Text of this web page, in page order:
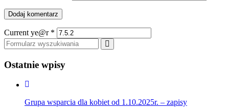
Current ye@r *
Ostatnie wpisy
Grupa wsparcia dla kobiet od 1.10.2025r. – zapisy